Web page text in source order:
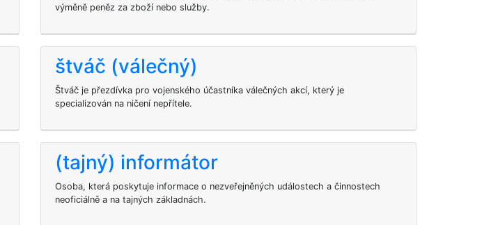
výměně peněz za zboží nebo služby.
štváč (válečný)
Štváč je přezdívka pro vojenského účastníka válečných akcí, který je
specializován na ničení nepřítele.
(tajný) informátor
Osoba, která poskytuje informace o nezveřejněných událostech a činnostech
neoficiálně a na tajných základnách.